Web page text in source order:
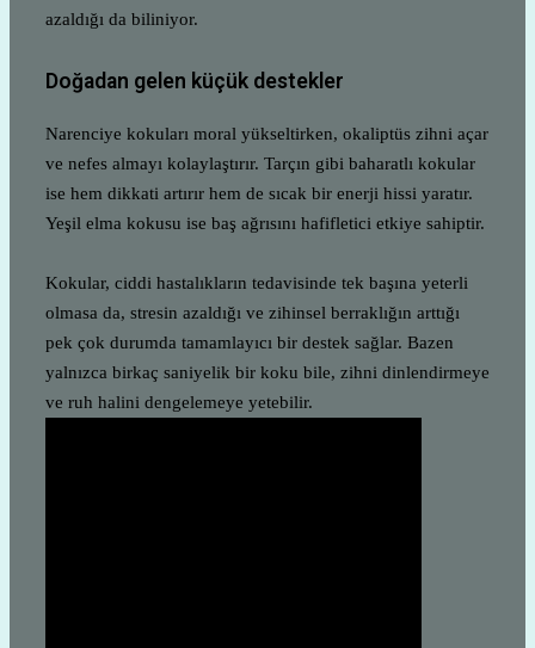
azaldığı da biliniyor.
Doğadan gelen küçük destekler
Narenciye kokuları moral yükseltirken, okaliptüs zihni açar
ve nefes almayı kolaylaştırır. Tarçın gibi baharatlı kokular
ise hem dikkati artırır hem de sıcak bir enerji hissi yaratır.
Yeşil elma kokusu ise baş ağrısını hafifletici etkiye sahiptir.
Kokular, ciddi hastalıkların tedavisinde tek başına yeterli
olmasa da, stresin azaldığı ve zihinsel berraklığın arttığı
pek çok durumda tamamlayıcı bir destek sağlar. Bazen
yalnızca birkaç saniyelik bir koku bile, zihni dinlendirmeye
ve ruh halini dengelemeye yetebilir.